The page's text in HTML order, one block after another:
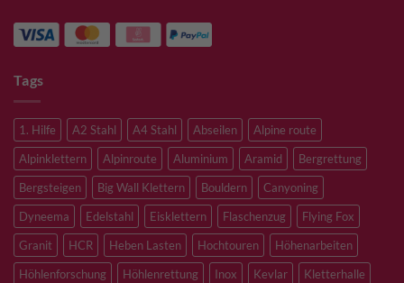
Tags
1. Hilfe A2 Stahl A4 Stahl Abseilen
Alpine route
Alpinklettern
Alpinroute Aluminium Aramid
Bergrettung
Bergsteigen
Big Wall Klettern Bouldern
Canyoning
Dyneema
Edelstahl Eisklettern Flaschenzug
Flying Fox
Granit
HCR Heben Lasten Hochtouren
Höhenarbeiten
Höhlenforschung
Höhlenrettung Inox Kevlar Kletterhalle